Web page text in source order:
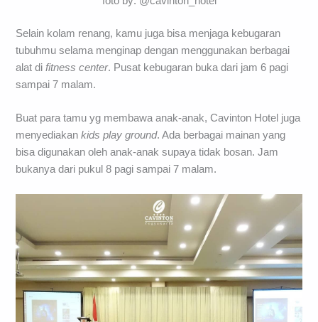
Selain kolam renang, kamu juga bisa menjaga kebugaran
tubuhmu selama menginap dengan menggunakan berbagai
alat difitness center. Pusat kebugaran buka dari jam 6 pagi
sampai 7 malam.
Buat para tamu yg membawa anak-anak, Cavinton Hotel juga
menyediakankids play ground. Ada berbagai mainan yang
bisa digunakan oleh anak-anak supaya tidak bosan. Jam
bukanya dari pukul 8 pagi sampai 7 malam.